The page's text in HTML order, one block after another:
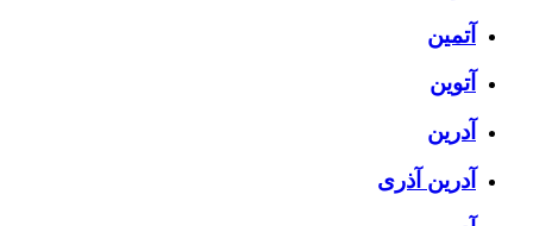
آتمین
آتوین
آدرین
آدرین آذری